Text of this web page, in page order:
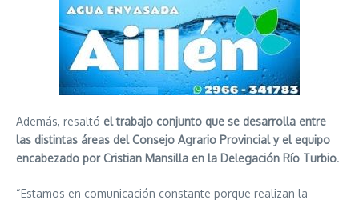
Además, resaltó el trabajo conjunto que se desarrolla entre
las distintas áreas del Consejo Agrario Provincial y el equipo
encabezado por Cristian Mansilla en la Delegación Río Turbio.
“Estamos en comunicación constante porque realizan la